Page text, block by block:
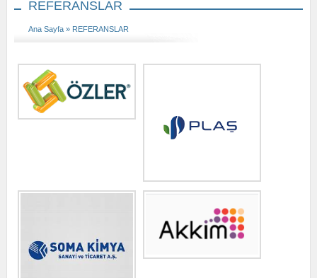
REFERANSLAR
Ana Sayfa» REFERANSLAR